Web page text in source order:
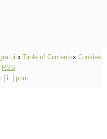
x Table of Contentsx Cookies
RSS
it porn